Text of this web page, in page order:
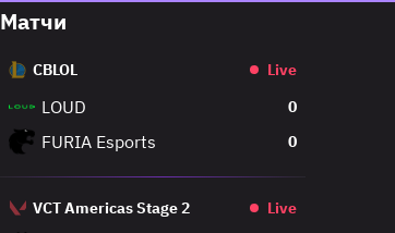
Матчи
CBLOL Live
LOUD 0
FURIA Esports 0
VCT Americas Stage 2 Live